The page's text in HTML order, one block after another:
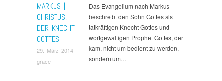
MARKUS |
CHRISTUS,
DER KNECHT
GOTTES
29. März 2014
grace
Das Evangelium nach Markus
beschreibt den Sohn Gottes als
tatkräftigen Knecht Gottes und
wortgewaltigen Prophet Gottes, der
kam, nicht um bedient zu werden,
sondern um…